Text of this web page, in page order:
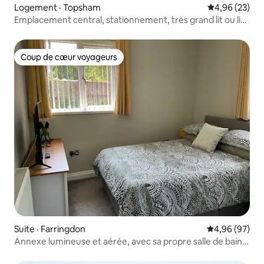
Logement · Topsham Note
4,96 (23)
Emplacement central, stationnement, très grand lit ou lits
Coup de cœur voyageurs
Coup de cœur voyageurs
Suite · Farringdon Note
4,96 (97)
Annexe lumineuse et aérée, avec sa propre salle de bain